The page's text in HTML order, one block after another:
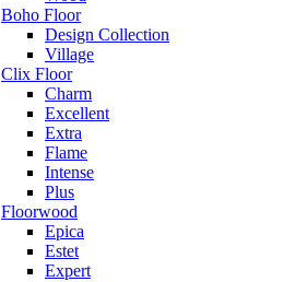
Boho Floor
Design Collection
Village
Clix Floor
Charm
Excellent
Extra
Flame
Intense
Plus
Floorwood
Epica
Estet
Expert